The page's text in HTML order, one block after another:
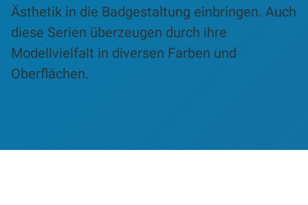
Ästhetik in die Badgestaltung einbringen. Auch
diese Serien überzeugen durch ihre
Modellvielfalt in diversen Farben und
Oberflächen.